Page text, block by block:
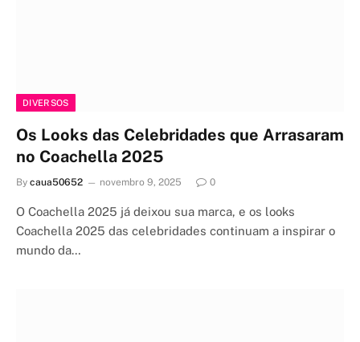
DIVERSOS
Os Looks das Celebridades que Arrasaram
no Coachella 2025
By caua50652 novembro 9, 2025 0
O Coachella 2025 já deixou sua marca, e os looks
Coachella 2025 das celebridades continuam a inspirar o
mundo da…